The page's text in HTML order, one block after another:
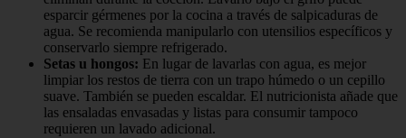
esparcir gérmenes por la cocina a través de salpicaduras de
agua. Se recomienda manipularlo con utensilios específicos y
conservarlo siempre refrigerado.
Setas u hongos: En lugar de lavarlas con agua, es mejor
limpiar los restos de tierra con un trapo húmedo o un cepillo
suave. También se pueden escaldar. El nutricionista añade que
las ensaladas envasadas y listas para consumir tampoco
requieren un lavado adicional.